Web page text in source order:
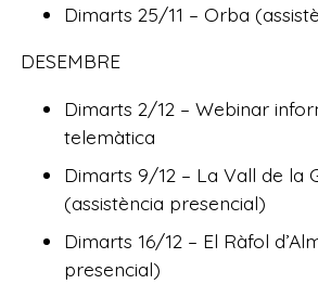
Dimarts 25/11 – Orba
DESEMBRE
Dimarts 2/12 – Webinar
telemàtica
Dimarts 9/12 – La Vall de la
(assistència presencial)
Dimarts 16/12 – El Ràfol
presencial)